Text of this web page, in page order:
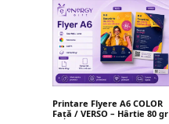
Printare Flyere A6 COLOR
Față / VERSO – Hârtie 80 gr